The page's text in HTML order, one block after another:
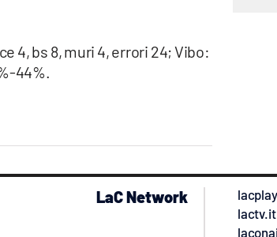
4, bs 8, muri 4, errori 24; Vibo:
44%.
LaC Network
lactv.it